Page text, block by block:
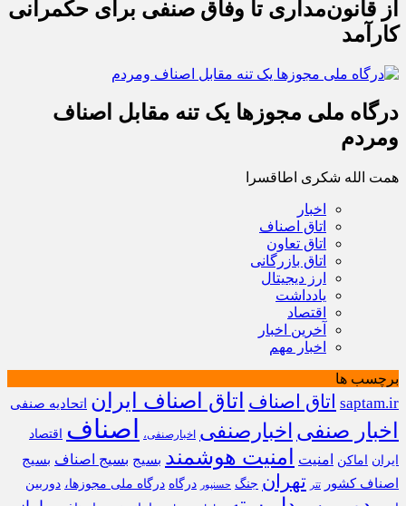
از قانون‌مداری تا وفاق صنفی برای حکمرانی
کارآمد
درگاه ملی مجوزها یک تنه مقابل اصناف
ومردم
همت الله شکری اطاقسرا
اخبار
اتاق اصناف
اتاق تعاون
اتاق بازرگانی
ارز دیجیتال
یادداشت
اقتصاد
آخرین اخبار
اخبار مهم
برچسب ها
saptam.ir اتاق اصناف اتاق اصناف ایران اتحادیه صنفی
اخبار صنفی اخبارصنفی اخبارصنفی، اصناف
اقتصاد
ایران
اماکن امنیت امنیت هوشمند بسیج بسیج اصناف بسیج
اصناف کشور
تتر تهران جنگ حسنپور درگاه درگاه ملی مجوزها، دوربین